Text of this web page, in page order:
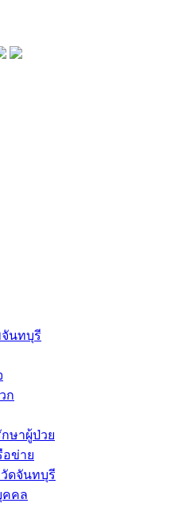
จันทบุรี
ก
ษาผู้ป่วย
อข่าย
ดจันทบุรี
คคล